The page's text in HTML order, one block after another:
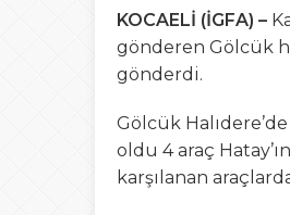
KOCAELİ (İGFA) –
gönderen Gölcük
gönderdi.
Gölcük
oldu 4 araç
karşılanan